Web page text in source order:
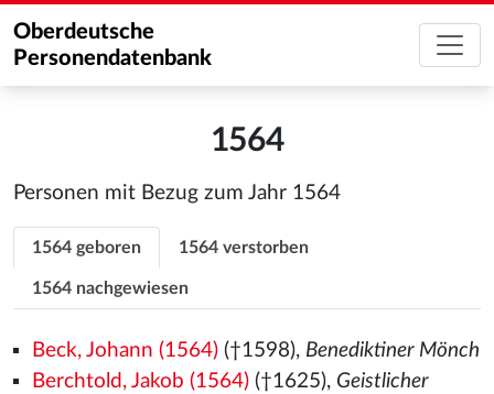
Oberdeutsche
Personendatenbank
1564
Personen mit Bezug zum Jahr 1564
1564 geboren 1564 verstorben
1564 nachgewiesen
Beck, Johann (1564)(†1598), Benediktiner Mönch
Berchtold, Jakob (1564)(†1625), Geistlicher